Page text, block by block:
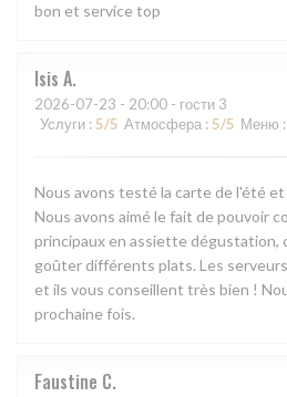
bon et service top
Isis A
2026-07-23 - 20:00 - гости 3
Услуги : 5/5 Атмосфера : 5/5 Меню :
Nous avons testé la carte de l'été
Nous avons aimé le fait de pouvoir
principaux en assiette dégustation,
goûter différents plats. Les
et ils vous conseillent très bien !
prochaine fois.
Faustine C